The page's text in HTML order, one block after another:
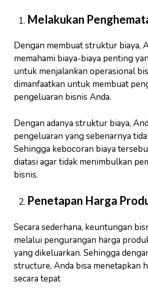
Melakukan
Dengan membuat struktur biaya,
memahami biaya-biaya penting
untuk menjalankan operasional
dimanfaatkan untuk membuat
pengeluaran bisnis Anda.
Dengan adanya struktur biaya,
pengeluaran yang sebenarnya
Sehingga kebocoran biaya
diatasi agar tidak menimbulkan
bisnis.
Penetapan Harga
Secara sederhana, keuntungan
melalui pengurangan harga
yang dikeluarkan. Sehingga
structure, Anda bisa menetapkan
secara tepat